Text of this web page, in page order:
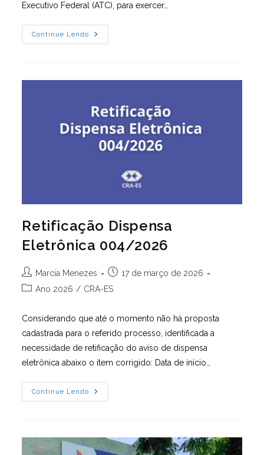
Executivo Federal (ATC), para exercer…
Continue Lendo
PL
5.874/2025
Mais
De
200
Mil
Pessoas
Retificação Dispensa
Eletrônica 004/2026
Autor
do
Marcia Menezes
Post
publicado:
17 de março de 2026
Categoria
Ano 2026 / CRA-ES
Considerando que até o momento não há proposta
cadastrada para o referido processo, identificada a
necessidade de retificação do aviso de dispensa
eletrônica abaixo o item corrigido: Data de início…
Continue Lendo
Retificação
Dispensa